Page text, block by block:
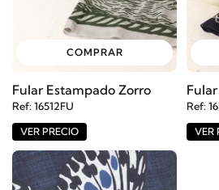
COMPRAR
Fular Estampado Zorro
Ref: 16512FU
VER PRECIO
Ref:
VER